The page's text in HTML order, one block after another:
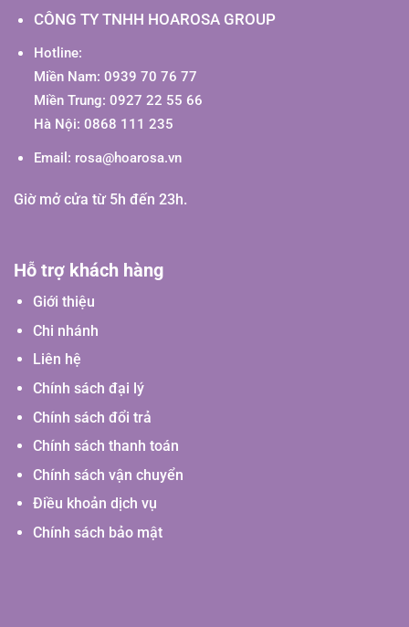
CÔNG TY TNHH HOAROSA GROUP
Hotline:
Miền Nam: 0939 70 76 77
Miền Trung: 0927 22 55 66
Hà Nội: 0868 111 235
Email: rosa@hoarosa.vn
Giờ mở cửa từ 5h đến 23h.
Hỗ trợ khách hàng
Giới thiệu
Chi nhánh
Liên hệ
Chính sách đại lý
Chính sách đổi trả
Chính sách thanh toán
Chính sách vận chuyển
Điều khoản dịch vụ
Chính sách bảo mật